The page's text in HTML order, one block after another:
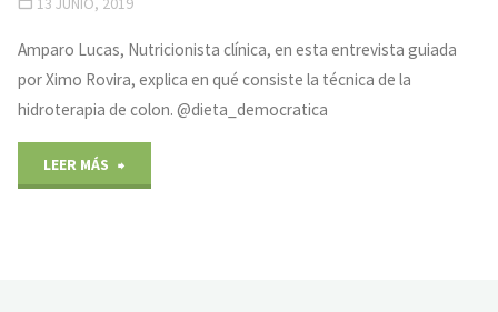
Amparo Lucas, Nutricionista clínica, en esta entrevista guiada
por Ximo Rovira, explica en qué consiste la técnica de la
hidroterapia de colon. @dieta_democratica
LEER MÁS